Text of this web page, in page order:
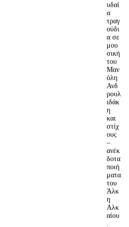
υδαί
α
τραγ
ούδι
α σε
μου
σική
του
Μαν
όλη
Ανδ
ρουλ
ιδάκ
η
και
στίχ
ους
–
ανέκ
δοτα
ποιή
ματα
του
Άλκ
η
Αλκ
αίου
.